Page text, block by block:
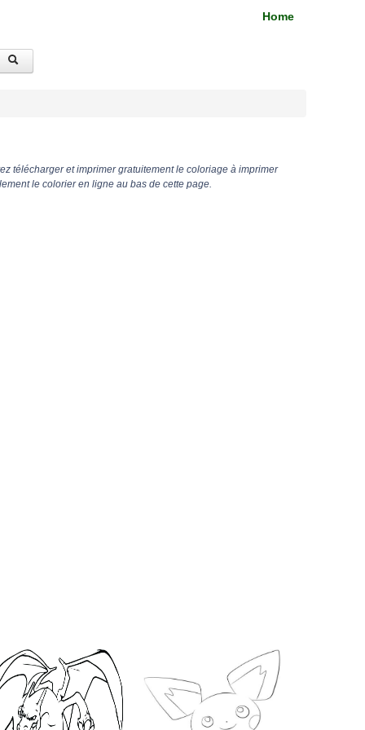
Home
télécharger et imprimer gratuitement le coloriage à imprimer
le colorier en ligne au bas de cette page.